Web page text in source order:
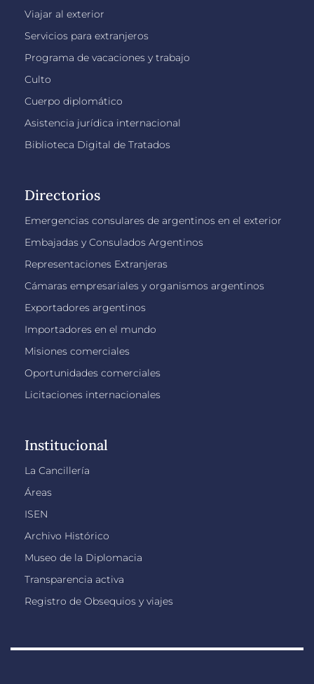
Viajar al exterior
Servicios para extranjeros
Programa de vacaciones y trabajo
Culto
Cuerpo diplomático
Asistencia jurídica internacional
Biblioteca Digital de Tratados
Directorios
Emergencias consulares de argentinos en el exterior
Embajadas y Consulados Argentinos
Representaciones Extranjeras
Cámaras empresariales y organismos argentinos
Exportadores argentinos
Importadores en el mundo
Misiones comerciales
Oportunidades comerciales
Licitaciones internacionales
Institucional
La Cancillería
Áreas
ISEN
Archivo Histórico
Museo de la Diplomacia
Transparencia activa
Registro de Obsequios y viajes